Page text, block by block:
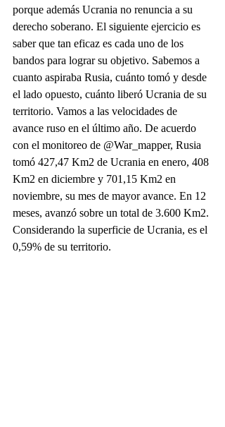
porque además Ucrania no renuncia a su
derecho soberano. El siguiente ejercicio es
saber que tan eficaz es cada uno de los
bandos para lograr su objetivo. Sabemos a
cuanto aspiraba Rusia, cuánto tomó y desde
el lado opuesto, cuánto liberó Ucrania de su
territorio. Vamos a las velocidades de
avance ruso en el último año. De acuerdo
con el monitoreo de @War_mapper, Rusia
tomó 427,47 Km2 de Ucrania en enero, 408
Km2 en diciembre y 701,15 Km2 en
noviembre, su mes de mayor avance. En 12
meses, avanzó sobre un total de 3.600 Km2.
Considerando la superficie de Ucrania, es el
0,59% de su territorio.